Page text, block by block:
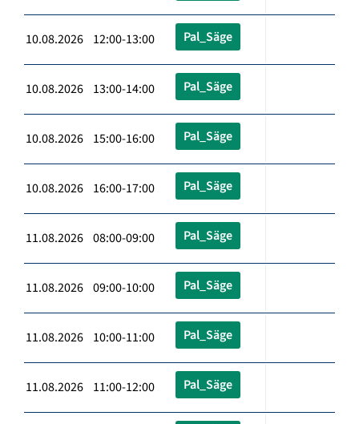
10.08.2026 12:00-13:00 Pal_Säge
10.08.2026 13:00-14:00 Pal_Säge
10.08.2026 15:00-16:00 Pal_Säge
10.08.2026 16:00-17:00 Pal_Säge
11.08.2026 08:00-09:00 Pal_Säge
11.08.2026 09:00-10:00 Pal_Säge
11.08.2026 10:00-11:00 Pal_Säge
11.08.2026 11:00-12:00 Pal_Säge